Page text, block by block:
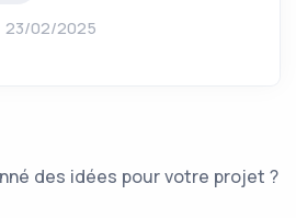
23/02/2025
des idées pour votre projet ?